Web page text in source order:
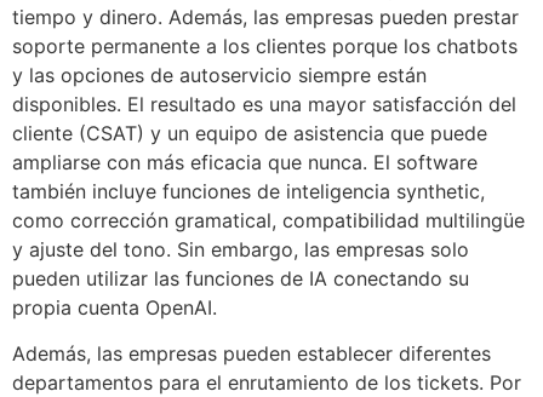
tiempo y dinero. Además, las empresas pueden prestar
soporte permanente a los clientes porque los chatbots
y las opciones de autoservicio siempre están
disponibles. El resultado es una mayor satisfacción del
cliente (CSAT) y un equipo de asistencia que puede
ampliarse con más eficacia que nunca. El software
también incluye funciones de inteligencia synthetic,
como corrección gramatical, compatibilidad multilingüe
y ajuste del tono. Sin embargo, las empresas solo
pueden utilizar las funciones de IA conectando su
propia cuenta OpenAI.
Además, las empresas pueden establecer diferentes
departamentos para el enrutamiento de los tickets. Por